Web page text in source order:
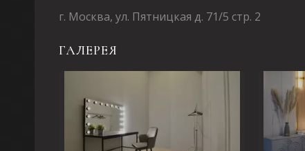
г. Москва, ул. Пятницкая д. 71/5 стр. 2
ГАЛЕРЕЯ